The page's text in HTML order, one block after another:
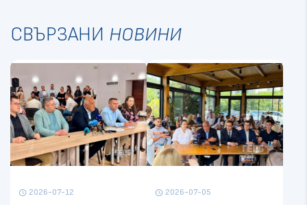
СВЪРЗАНИ НОВИНИ
schedule 2026-07-12 schedule 2026-07-05